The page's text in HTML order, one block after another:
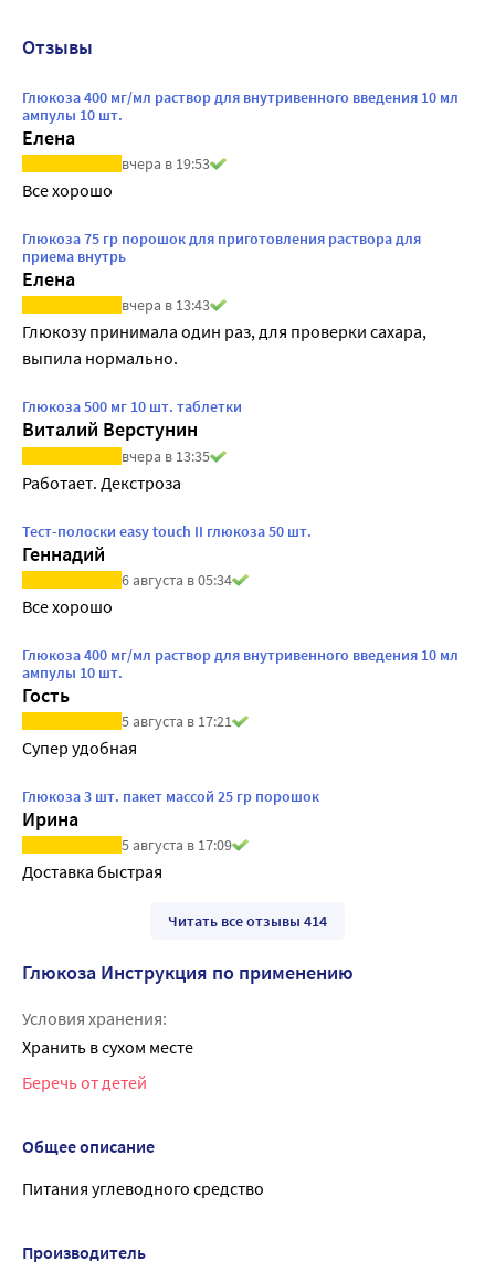
Отзывы
Глюкоза 400 мг/мл раствор для внутривенного введения 10 мл
ампулы 10 шт.
Елена
вчера в 19:53
Все хорошо
Глюкоза 75 гр порошок для приготовления раствора для
приема внутрь
Елена
вчера в 13:43
Глюкозу принимала один раз, для проверки сахара,
выпила нормально.
Глюкоза 500 мг 10 шт. таблетки
Виталий Верстунин
вчера в 13:35
Работает. Декстроза
Тест-полоски easy touch II глюкоза 50 шт.
Геннадий
6 августа в 05:34
Все хорошо
Глюкоза 400 мг/мл раствор для внутривенного введения 10 мл
ампулы 10 шт.
Гость
5 августа в 17:21
Супер удобная
Глюкоза 3 шт. пакет массой 25 гр порошок
Ирина
5 августа в 17:09
Доставка быстрая
Читать все отзывы 414
Глюкоза Инструкция по применению
Условия хранения:
Хранить в сухом месте
Беречь от детей
Общее описание
Питания углеводного средство
Производитель